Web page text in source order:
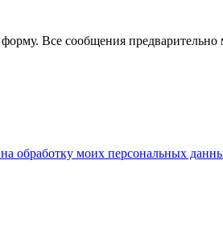
Все сообщения
на обработку моих персональных